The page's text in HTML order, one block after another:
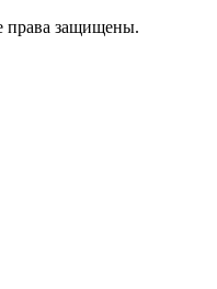
защищены.